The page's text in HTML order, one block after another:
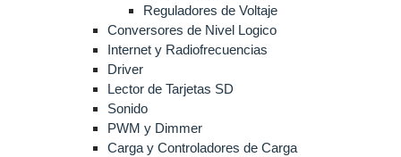
Reguladores de Voltaje
Conversores de Nivel Logico
Internet y Radiofrecuencias
Driver
Lector de Tarjetas SD
Sonido
PWM y Dimmer
Carga y Controladores de Carga